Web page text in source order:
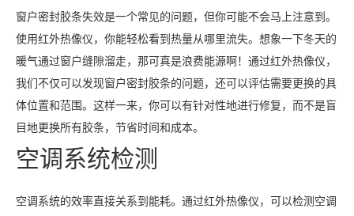
窗户密封胶条失效是一个常见的问题，但你可能不会马上注意到。
使用红外热像仪，你能轻松看到热量从哪里流失。想象一下冬天的
暖气通过窗户缝隙溜走，那可真是浪费能源啊！通过红外热像仪，
我们不仅可以发现窗户密封胶条的问题，还可以评估需要更换的具
体位置和范围。这样一来，你可以有针对性地进行修复，而不是盲
目地更换所有胶条，节省时间和成本。
空调系统检测
空调系统的效率直接关系到能耗。通过红外热像仪，可以检测空调